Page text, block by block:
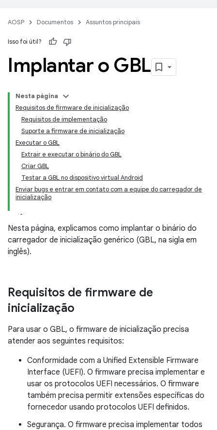
AOSP Documentos Assuntos principais
Isso foi útil?
Implantar o GBL
Nesta página
Requisitos de firmware de inicialização
Requisitos de implementação
Suporte a firmware de inicialização
Executar o GBL
Extrair e executar o binário do GBL
Criar GBL
Testar a GBL no dispositivo virtual Android
Enviar bugs e entrar em contato com a equipe do carregador de
inicialização
Nesta página, explicamos como implantar o binário do
carregador de inicialização genérico (GBL, na sigla em
inglês).
Requisitos de firmware de
inicialização
Para usar o GBL, o firmware de inicialização precisa
atender aos seguintes requisitos:
Conformidade com a Unified Extensible Firmware
Interface (UEFI). O firmware precisa implementar e
usar os protocolos UEFI necessários. O firmware
também precisa permitir extensões específicas do
fornecedor usando protocolos UEFI definidos.
Segurança. O firmware precisa implementar todos